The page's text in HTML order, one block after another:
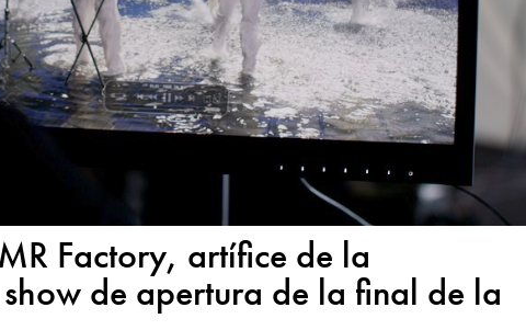
Factory, artífice de la
de apertura de la final de la